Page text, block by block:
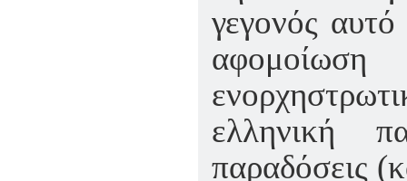
γεγονός
ελληνική
παραδόσεις